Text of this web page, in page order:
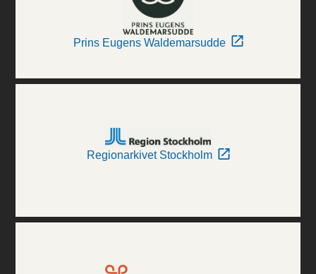
Prins Eugens Waldemarsudde
Regionarkivet Stockholm